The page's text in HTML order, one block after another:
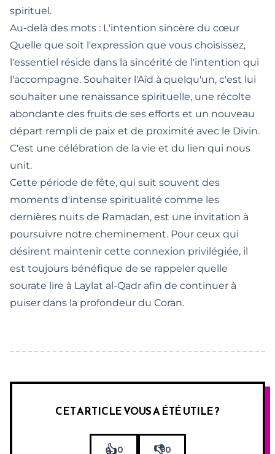
spirituel.
Au-delà des mots : L'intention sincère du cœur
Quelle que soit l'expression que vous choisissez,
l'essentiel réside dans la sincérité de l'intention qui
l'accompagne. Souhaiter l'Aïd à quelqu'un, c'est lui
souhaiter une renaissance spirituelle, une récolte
abondante des fruits de ses efforts et un nouveau
départ rempli de paix et de proximité avec le Divin.
C'est une célébration de la vie et du lien qui nous
unit.
Cette période de fête, qui suit souvent des
moments d'intense spiritualité comme les
dernières nuits de Ramadan, est une invitation à
poursuivre notre cheminement. Pour ceux qui
désirent maintenir cette connexion privilégiée, il
est toujours bénéfique de se rappeler quelle
sourate lire à Laylat al-Qadr afin de continuer à
puiser dans la profondeur du Coran.
CET ARTICLE VOUS A ÉTÉ UTILE ?
👍0 👎0